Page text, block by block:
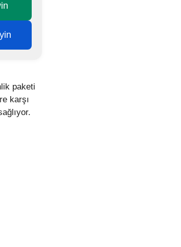
paketi
karşı